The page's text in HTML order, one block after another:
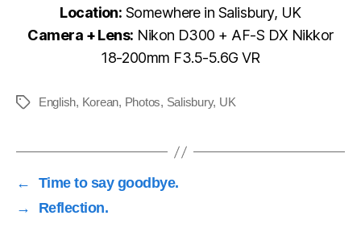
Location: Somewhere in Salisbury, UK
Camera + Lens: Nikon D300 + AF-S DX Nikkor
18-200mm F3.5-5.6G VR
Tags English, Korean, Photos, Salisbury, UK
←
Time to say goodbye.
→
Reflection.